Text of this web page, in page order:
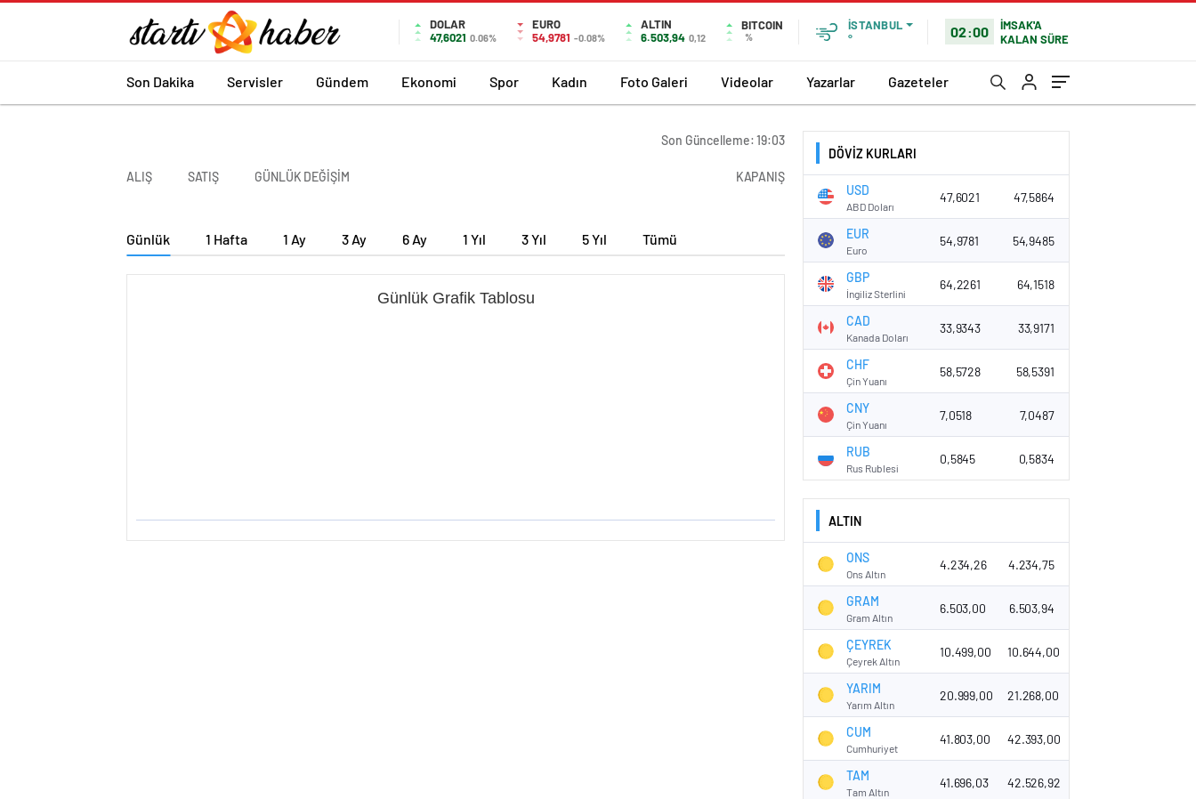
DOLAR
47,6021 0.06%
EURO
54,9781 -0.08%
ALTIN
6.503,94 0,12
BITCOIN
%
İSTANBUL
°
02:00
İMSAK'A
KALAN SÜRE
Son Dakika Servisler Gündem Ekonomi Spor Kadın Foto Galeri Videolar Yazarlar Gazeteler
Son Güncelleme: 19:03
ALIŞ SATIŞ GÜNLÜK DEĞİŞİM KAPANIŞ
Günlük 1 Hafta 1 Ay 3 Ay 6 Ay 1 Yıl 3 Yıl 5 Yıl Tümü
Günlük Grafik Tablosu
DÖVİZ KURLARI
USD
ABD Doları
47,6021 47,5864
EUR
Euro
54,9781 54,9485
GBP
İngiliz Sterlini
64,2261 64,1518
CAD
Kanada Doları
33,9343 33,9171
CHF
Çin Yuanı
58,5728 58,5391
CNY
Çin Yuanı
7,0518 7,0487
RUB
Rus Rublesi
0,5845 0,5834
ALTIN
ONS
Ons Altın
4.234,26 4.234,75
GRAM
Gram Altın
6.503,00 6.503,94
ÇEYREK
Çeyrek Altın
10.499,00 10.644,00
YARIM
Yarım Altın
20.999,00 21.268,00
CUM
Cumhuriyet
41.803,00 42.393,00
TAM
Tam Altın
41.696,03 42.526,92